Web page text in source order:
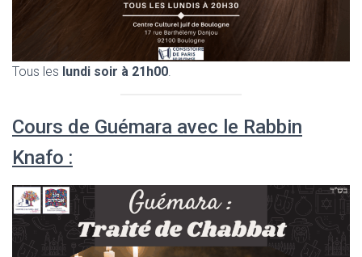
Tous les lundi soir à 21h00
Cours de Guémara avec le Rabbin
Knafo :